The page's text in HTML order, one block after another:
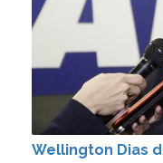
Wellington Dias